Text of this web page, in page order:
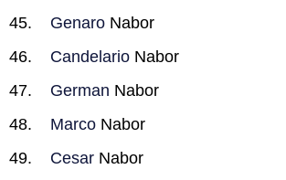
Genaro Nabor
Candelario Nabor
German Nabor
Marco Nabor
Cesar Nabor